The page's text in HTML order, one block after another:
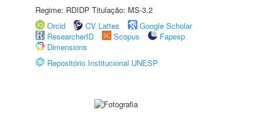
Regime: RDIDP Titulação: MS-3.2
Orcid
CV Lattes
Google Scholar
ResearcherID
Scopus
Fapesp
Dimensions
Repositório Institucional UNESP